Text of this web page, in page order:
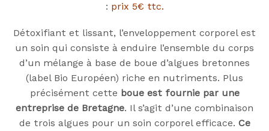
: prix 5€ ttc.
Détoxifiant et lissant, l’enveloppement corporel est
un soin qui consiste à enduire l’ensemble du corps
d’un mélange à base de boue d’algues bretonnes
(label Bio Européen) riche en nutriments. Plus
précisément cette boue est fournie par une
entreprise de Bretagne. Il s’agit d’une combinaison
de trois algues pour un soin corporel efficace. Ce